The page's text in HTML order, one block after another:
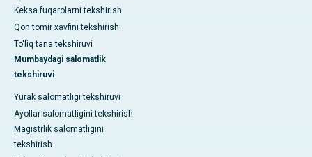
Keksa fuqarolarni tekshirish
Qon tomir xavfini tekshirish
To'liq tana tekshiruvi
Mumbaydagi salomatlik
tekshiruvi
Yurak salomatligi tekshiruvi
Ayollar salomatligini tekshirish
Magistrlik salomatligini
tekshirish